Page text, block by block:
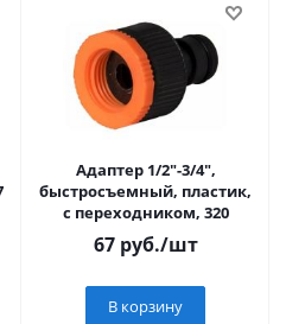
Адаптер 1/2"-3/4",
быстросъемный, пластик,
с переходником, 320
67руб./шт
В корзину